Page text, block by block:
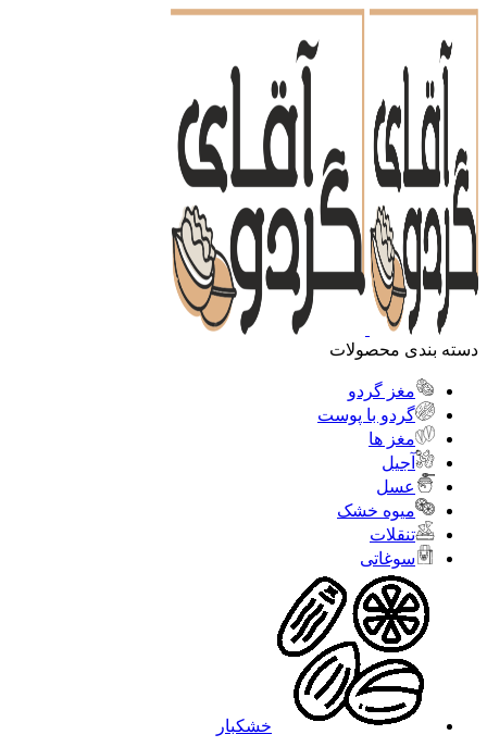
دسته بندی محصولات
مغز گردو
گردو با پوست
مغز ها
آجیل
عسل
میوه خشک
تنقلات
سوغاتی
خشکبار